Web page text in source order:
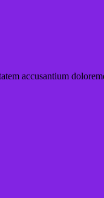
accusantium